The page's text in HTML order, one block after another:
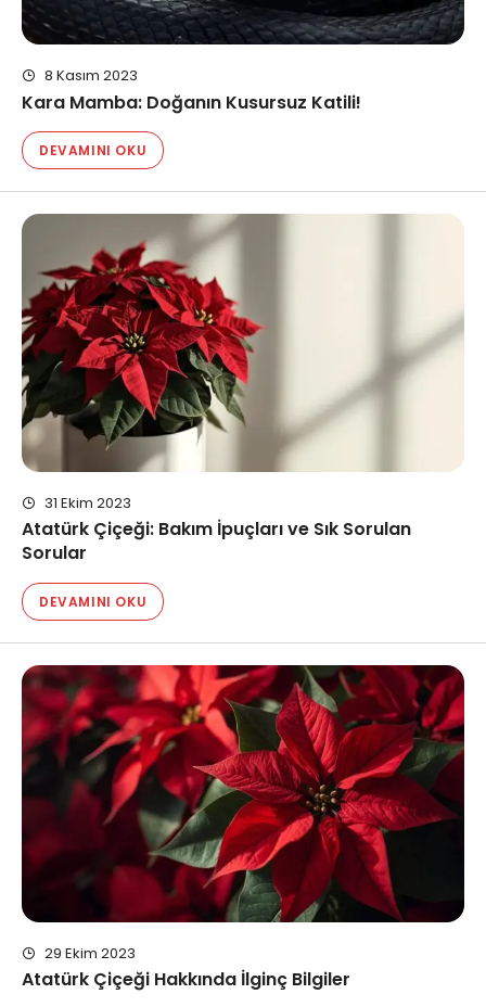
8 Kasım 2023
Kara Mamba: Doğanın Kusursuz Katili!
DEVAMINI OKU
31 Ekim 2023
Atatürk Çiçeği: Bakım İpuçları ve Sık Sorulan
Sorular
DEVAMINI OKU
29 Ekim 2023
Atatürk Çiçeği Hakkında İlginç Bilgiler